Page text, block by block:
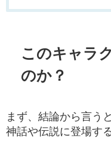
このキャラ
のか？
まず、結論から言う
神話や伝説に登場す